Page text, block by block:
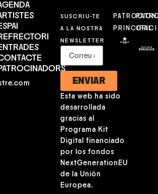
SUSCRIU-TE
A LA NOSTRA
NEWSLETTER
ENVIAR
Esta web ha sido
desarrollada
gracias al
Programa Kit
Digital financiado
por los fondos
NextGenerationEU
de la Unión
Europea.
PRINCIPAL